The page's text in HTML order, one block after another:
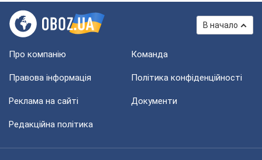
В начало
Про компанію Команда
Правова інформація Політика конфіденційності
Реклама на сайті Документи
Редакційна політика